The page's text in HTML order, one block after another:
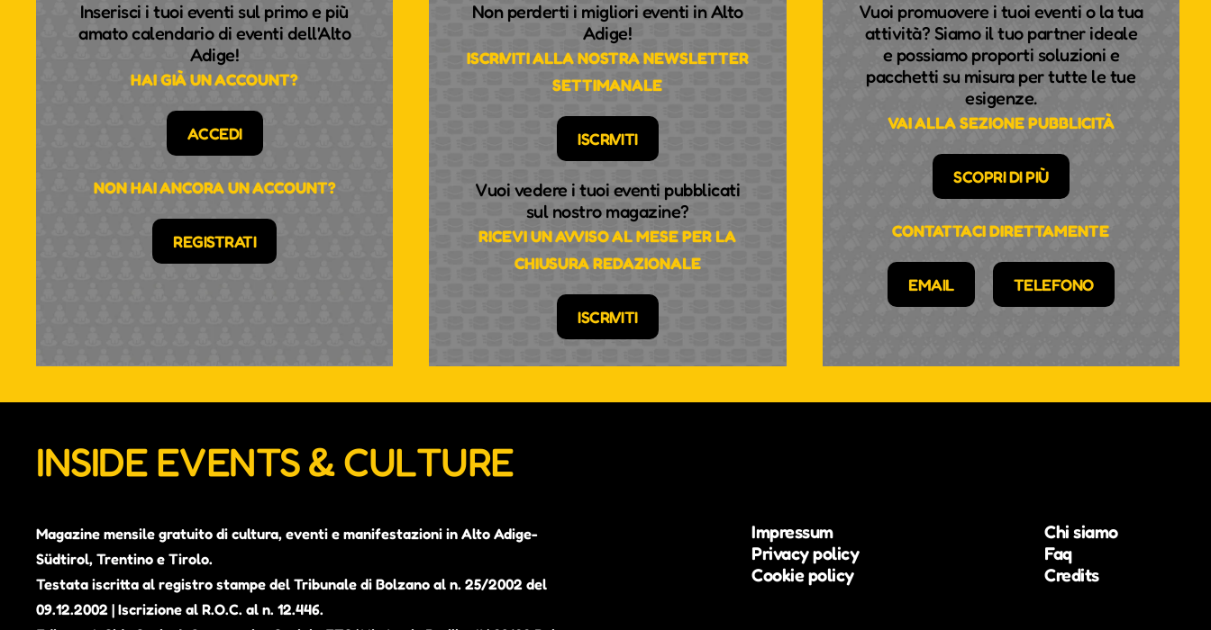
Inserisci i tuoi eventi sul primo e più
amato calendario di eventi dell'Alto
Adige!
HAI GIÀ UN ACCOUNT?
ACCEDI
NON HAI ANCORA UN ACCOUNT?
REGISTRATI
Non perderti i migliori eventi in Alto
Adige!
ISCRIVITI ALLA NOSTRA NEWSLETTER
SETTIMANALE
ISCRIVITI
Vuoi vedere i tuoi eventi pubblicati
sul nostro magazine?
RICEVI UN AVVISO AL MESE PER LA
CHIUSURA REDAZIONALE
ISCRIVITI
Vuoi promuovere i tuoi eventi o la tua
attività? Siamo il tuo partner ideale
e possiamo proporti soluzioni e
pacchetti su misura per tutte le tue
esigenze.
VAI ALLA SEZIONE PUBBLICITÀ
SCOPRI DI PIÙ
CONTATTACI DIRETTAMENTE
EMAIL TELEFONO
INSIDE EVENTS & CULTURE
Magazine mensile gratuito di cultura, eventi e manifestazioni in Alto Adige-
Südtirol, Trentino e Tirolo.
Testata iscritta al registro stampe del Tribunale di Bolzano al n. 25/2002 del
09.12.2002 | Iscrizione al R.O.C. al n. 12.446.
Impressum
Privacy policy
Cookie policy
Chi siamo
Faq
Credits